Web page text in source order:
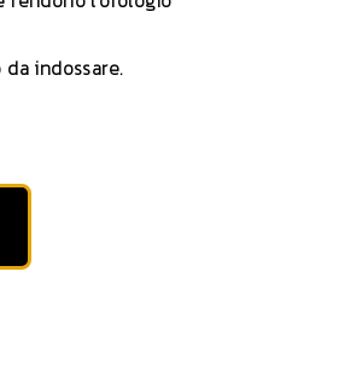
indossare.